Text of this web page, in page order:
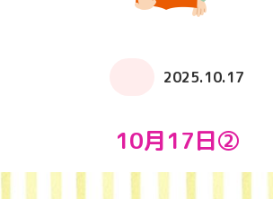
2025.10.17
10月17日②